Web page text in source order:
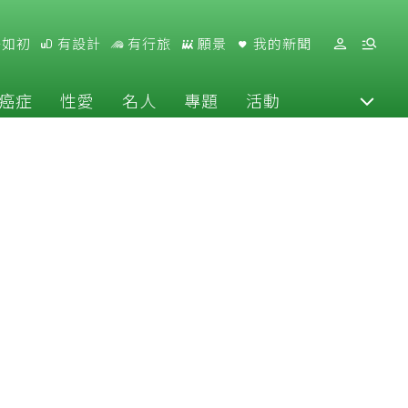
初 有設計 有行旅 願景 我的新聞
症 性愛 名人 專題 活動